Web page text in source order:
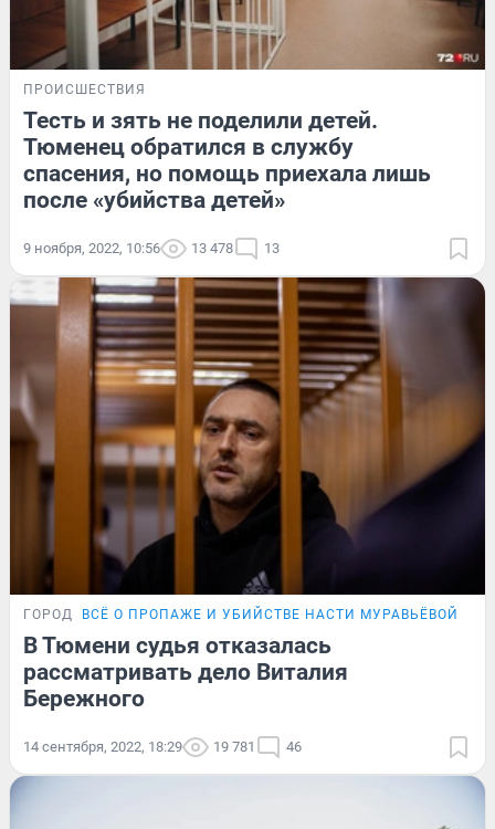
ПРОИСШЕСТВИЯ
Тесть и зять не поделили детей.
Тюменец обратился в службу
спасения, но помощь приехала лишь
после «убийства детей»
9 ноября, 2022, 10:56 13 478 13
ГОРОД ВСЁ О ПРОПАЖЕ И УБИЙСТВЕ НАСТИ МУРАВЬЁВОЙ
В Тюмени судья отказалась
рассматривать дело Виталия
Бережного
14 сентября, 2022, 18:29 19 781 46